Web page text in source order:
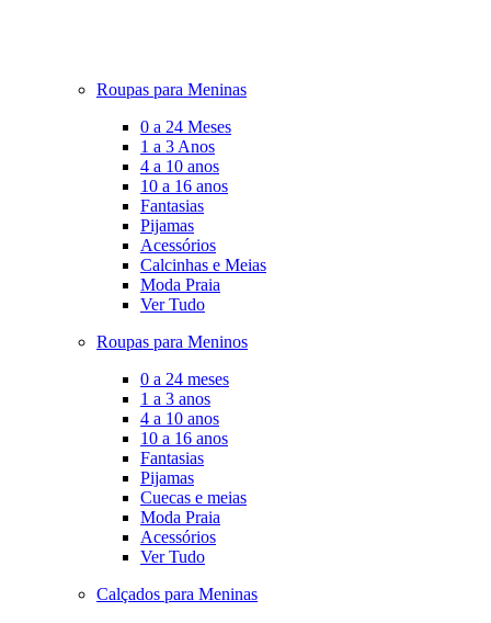
Roupas para Meninas
0 a 24 Meses
1 a 3 Anos
4 a 10 anos
10 a 16 anos
Fantasias
Pijamas
Acessórios
Calcinhas e Meias
Moda Praia
Ver Tudo
Roupas para Meninos
0 a 24 meses
1 a 3 anos
4 a 10 anos
10 a 16 anos
Fantasias
Pijamas
Cuecas e meias
Moda Praia
Acessórios
Ver Tudo
Calçados para Meninas